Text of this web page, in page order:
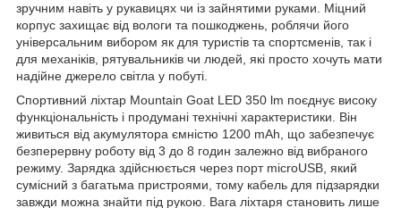
зручним навіть у рукавицях чи із зайнятими руками. Міцний
корпус захищає від вологи та пошкоджень, роблячи його
універсальним вибором як для туристів та спортсменів, так і
для механіків, рятувальників чи людей, які просто хочуть мати
надійне джерело світла у побуті.
Спортивний ліхтар Mountain Goat LED 350 lm поєднує високу
функціональність і продумані технічні характеристики. Він
живиться від акумулятора ємністю 1200 mAh, що забезпечує
безперервну роботу від 3 до 8 годин залежно від вибраного
режиму. Зарядка здійснюється через порт microUSB, який
сумісний з багатьма пристроями, тому кабель для підзарядки
завжди можна знайти під рукою. Вага ліхтаря становить лише